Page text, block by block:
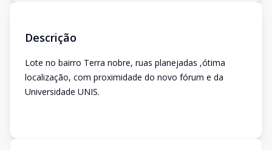
Descrição
Lote no bairro Terra nobre, ruas planejadas ,ótima
localização, com proximidade do novo fórum e da
Universidade UNIS.